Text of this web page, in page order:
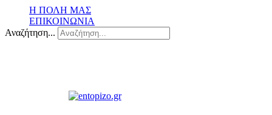
Η ΠΟΛΗ ΜΑΣ
ΕΠΙΚΟΙΝΩΝΙΑ
Αναζήτηση...